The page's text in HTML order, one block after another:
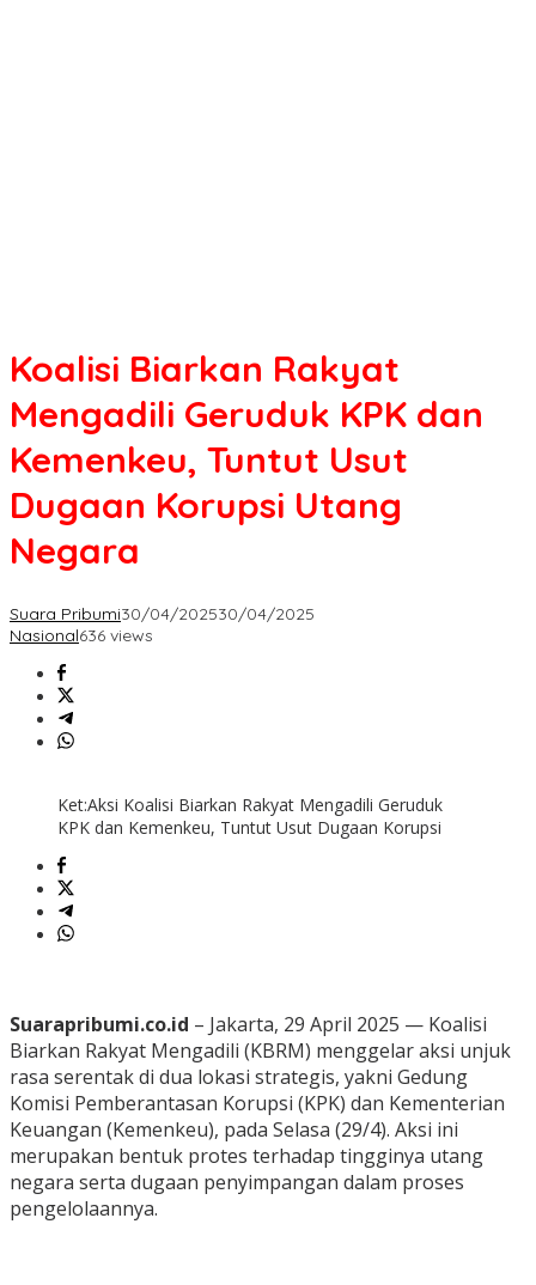
Koalisi Biarkan Rakyat
Mengadili Geruduk KPK dan
Kemenkeu, Tuntut Usut
Dugaan Korupsi Utang
Negara
Suara Pribumi30/04/202530/04/2025
Nasional636 views
Ket:Aksi Koalisi Biarkan Rakyat Mengadili Geruduk
KPK dan Kemenkeu, Tuntut Usut Dugaan Korupsi
Suarapribumi.co.id – Jakarta, 29 April 2025 — Koalisi
Biarkan Rakyat Mengadili (KBRM) menggelar aksi unjuk
rasa serentak di dua lokasi strategis, yakni Gedung
Komisi Pemberantasan Korupsi (KPK) dan Kementerian
Keuangan (Kemenkeu), pada Selasa (29/4). Aksi ini
merupakan bentuk protes terhadap tingginya utang
negara serta dugaan penyimpangan dalam proses
pengelolaannya.